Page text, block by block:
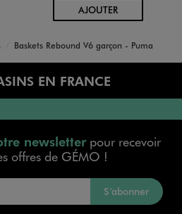
AJOUTERAU PANIER
Baskets Rebound V6 garçon - Puma
EN FRANCE
newsletterpour recevoir
offres de GÉMO !
S’abonner